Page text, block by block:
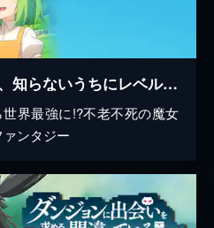
スライム倒して300年、知らないうちにレベルMAXになってました
界最強に!?不老不死の魔女
ンタジー